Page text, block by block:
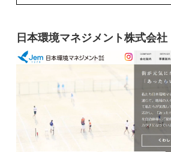
日本環境マネジメント株式会社